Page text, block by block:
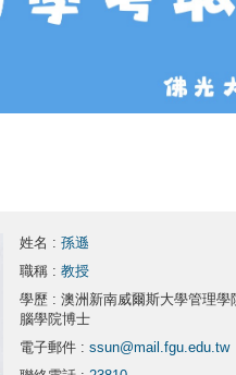
姓名 : 孫遜
職稱 : 教授
學歷 : 澳洲新南威爾斯大學管理學
腦學院博士
電子郵件 : ssun@mail.fgu.edu.tw